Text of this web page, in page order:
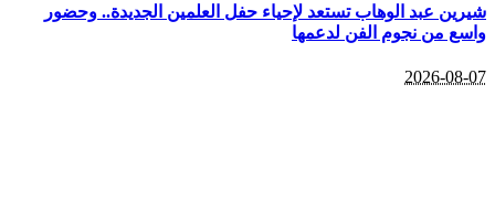
شيرين عبد الوهاب تستعد لإحياء حفل العلمين الجديدة.. وحضور
واسع من نجوم الفن لدعمها
2026-08-07